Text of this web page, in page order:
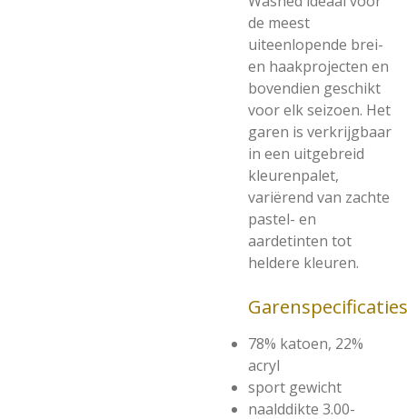
de meest
uiteenlopende brei-
en haakprojecten en
bovendien geschikt
voor elk seizoen. Het
garen is verkrijgbaar
in een uitgebreid
kleurenpalet,
variërend van zachte
pastel- en
aardetinten tot
heldere kleuren.
Garenspecificaties
78% katoen, 22%
acryl
sport gewicht
naalddikte 3.00-